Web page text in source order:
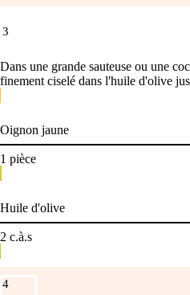
3
Dans une grande sauteuse ou une
finement ciselé dans l'huile d'olive
Oignon jaune
1 pièce
Huile d'olive
2 c.à.s
4